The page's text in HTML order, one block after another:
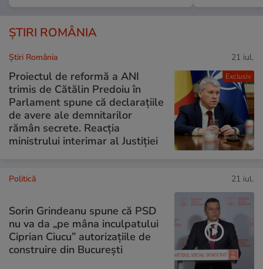
ȘTIRI ROMÂNIA
Exclusiv
Știri România 21 iul.
Proiectul de reformă a ANI
trimis de Cătălin Predoiu în
Parlament spune că declarațiile
de avere ale demnitarilor
rămân secrete. Reacția
ministrului interimar al Justiției
Politică 21 iul.
Sorin Grindeanu spune că PSD
nu va da „pe mâna inculpatului
Ciprian Ciucu” autorizațiile de
construire din București